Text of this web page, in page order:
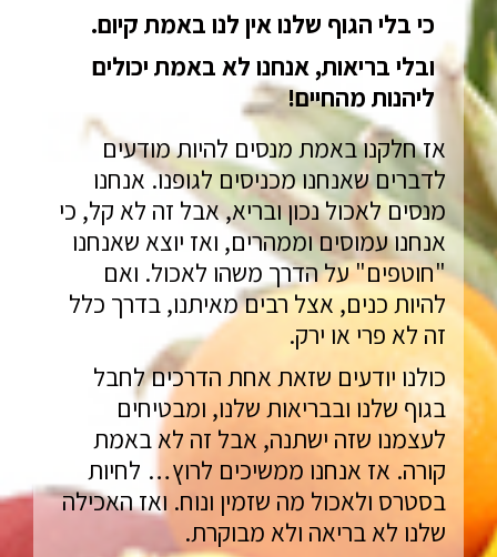
כי בלי הגוף שלנו אין לנו באמת קיום.
ובלי בריאות, אנחנו לא באמת יכולים
ליהנות מהחיים!
אז חלקנו באמת מנסים להיות מודעים
לדברים שאנחנו מכניסים לגופנו. אנחנו
מנסים לאכול נכון ובריא, אבל זה לא קל, כי
אנחנו עמוסים וממהרים, ואז יוצא שאנחנו
"חוטפים" על הדרך משהו לאכול. ואם
להיות כנים, אצל רבים מאיתנו, בדרך כלל
זה לא פרי או ירק.
כולנו יודעים שזאת אחת הדרכים לחבל
בגוף שלנו ובבריאות שלנו, ומבטיחים
לעצמנו שזה ישתנה, אבל זה לא באמת
קורה. אז אנחנו ממשיכים לרוץ… לחיות
בסטרס ולאכול מה שזמין ונוח. ואז האכילה
שלנו לא בריאה ולא מבוקרת.